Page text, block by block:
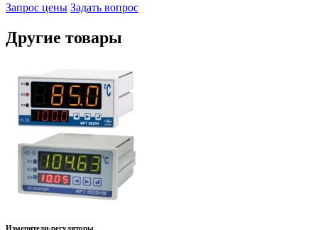
Запрос цены Задать вопрос
Другие товары
Измерители-регуляторы